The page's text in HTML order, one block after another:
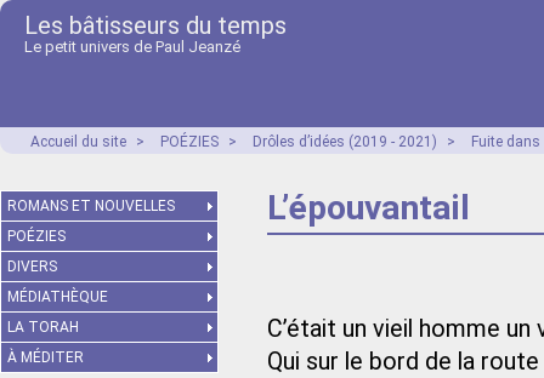
Les bâtisseurs du temps
Le petit univers de Paul Jeanzé
Accueil du site > POÉZIES > Drôles d’idées (2019 - 2021) > Fuite
L’épouvantail
C’était un vieil homme
Qui sur le bord de la
ROMANS ET NOUVELLES
POÉZIES
DIVERS
MÉDIATHÈQUE
LA TORAH
À MÉDITER